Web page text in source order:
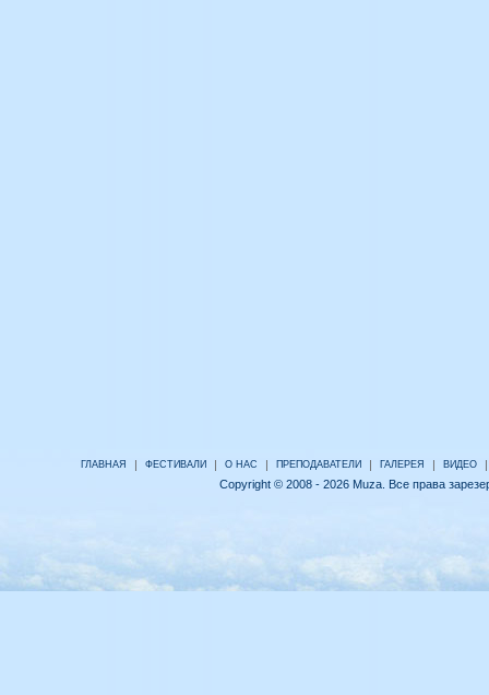
ГЛАВНАЯ | ФЕСТИВАЛИ | О НАС | ПРЕПОДАВАТЕЛИ | ГАЛЕРЕЯ | ВИДЕО
|
Copyright © 2008 - 2026 Muza. Все права